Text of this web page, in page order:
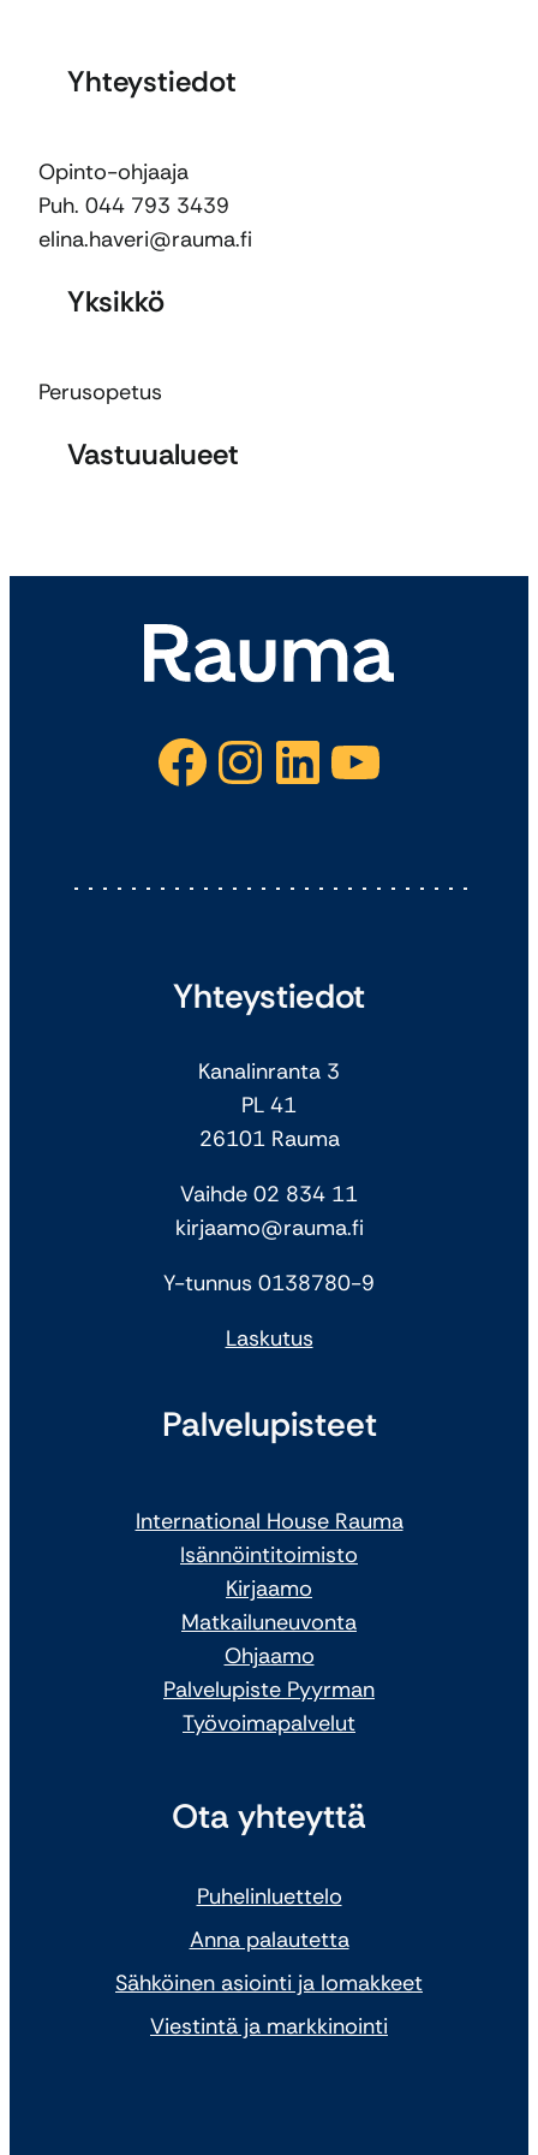
Yhteystiedot
Opinto-ohjaaja
Puh. 044 793 3439
elina.haveri@rauma.fi
Yksikkö
Perusopetus
Vastuualueet
Facebook Instagram LinkedIn YouTube
Yhteystiedot
Kanalinranta 3
PL 41
26101 Rauma
Vaihde 02 834 11
kirjaamo@rauma.fi
Y-tunnus 0138780-9
Laskutus
Palvelupisteet
International House Rauma
Isännöintitoimisto
Kirjaamo
Matkailuneuvonta
Ohjaamo
Palvelupiste Pyyrman
Työvoimapalvelut
Ota yhteyttä
Puhelinluettelo
Anna palautetta
Sähköinen asiointi ja lomakkeet
Viestintä ja markkinointi